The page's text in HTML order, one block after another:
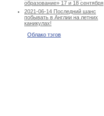
образование» 17 и 18 сентября
2021-06-14 Последний шанс
побывать в Англии на летних
каникулах!
Облако тэгов